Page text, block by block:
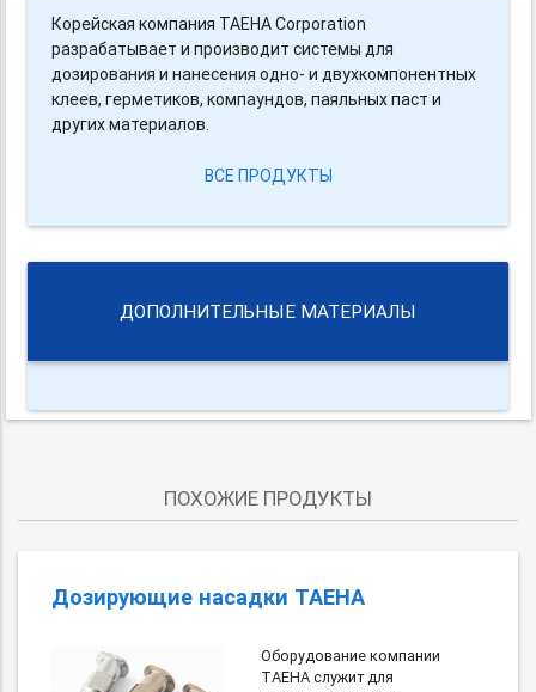
Корейская компания TAEHA Corporation
разрабатывает и производит системы для
дозирования и нанесения одно- и двухкомпонентных
клеев, герметиков, компаундов, паяльных паст и
других материалов.
ВСЕ ПРОДУКТЫ
ДОПОЛНИТЕЛЬНЫЕ МАТЕРИАЛЫ
ПОХОЖИЕ ПРОДУКТЫ
Дозирующие насадки TAEHA
Оборудование компании
TAEHA служит для